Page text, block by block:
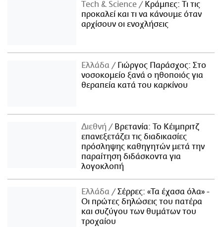
Τech & Science
Κράμπες: Τι τις
προκαλεί και τι να κάνουμε όταν
αρχίσουν οι ενοχλήσεις
Ελλάδα
Γιώργος Παράσχος: Στο
νοσοκομείο ξανά ο ηθοποιός για
θεραπεία κατά του καρκίνου
Διεθνή
Βρετανία: Το Κέιμπριτζ
επανεξετάζει τις διαδικασίες
πρόσληψης καθηγητών μετά την
παραίτηση διδάσκοντα για
λογοκλοπή
Ελλάδα
Σέρρες: «Τα έχασα όλα» -
Οι πρώτες δηλώσεις του πατέρα
και συζύγου των θυμάτων του
τροχαίου